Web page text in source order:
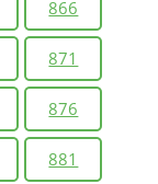
866
871
876
881